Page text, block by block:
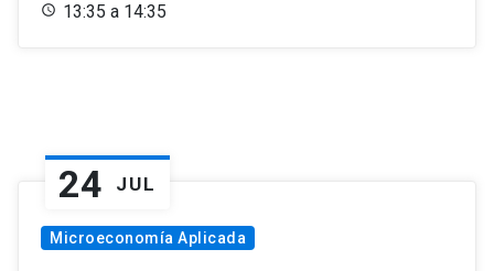
13:35 a 14:35
24 JUL
Microeconomía Aplicada